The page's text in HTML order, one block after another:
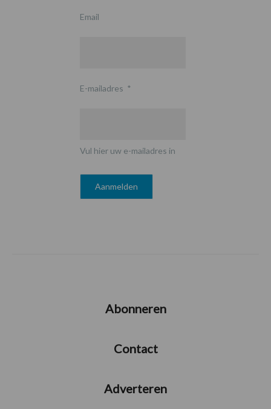
Email
E-mailadres *
Vul hier uw e-mailadres in
Abonneren
Contact
Adverteren